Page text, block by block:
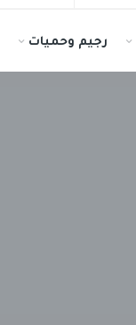
رجيم وحميات